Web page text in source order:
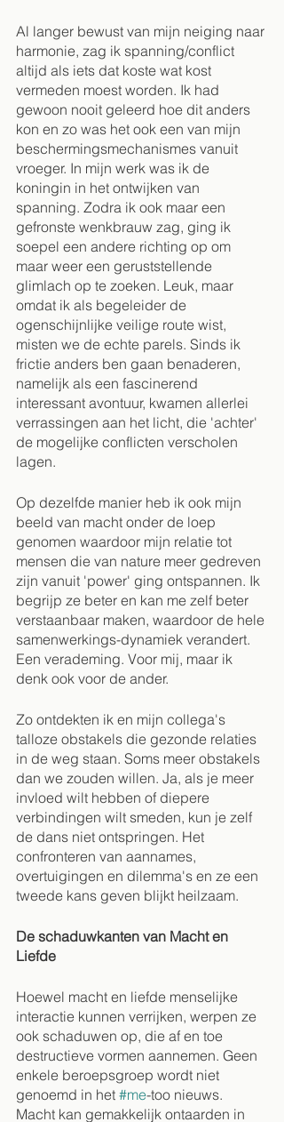
Al langer bewust van mijn neiging naar
harmonie, zag ik spanning/conflict
altijd als iets dat koste wat kost
vermeden moest worden. Ik had
gewoon nooit geleerd hoe dit anders
kon en zo was het ook een van mijn
beschermingsmechanismes vanuit
vroeger. In mijn werk was ik de
koningin in het ontwijken van
spanning. Zodra ik ook maar een
gefronste wenkbrauw zag, ging ik
soepel een andere richting op om
maar weer een geruststellende
glimlach op te zoeken. Leuk, maar
omdat ik als begeleider de
ogenschijnlijke veilige route wist,
misten we de echte parels. Sinds ik
frictie anders ben gaan benaderen,
namelijk als een fascinerend
interessant avontuur, kwamen allerlei
verrassingen aan het licht, die 'achter'
de mogelijke conflicten verscholen
lagen.
Op dezelfde manier heb ik ook mijn
beeld van macht onder de loep
genomen waardoor mijn relatie tot
mensen die van nature meer gedreven
zijn vanuit 'power' ging ontspannen. Ik
begrijp ze beter en kan me zelf beter
verstaanbaar maken, waardoor de hele
samenwerkings-dynamiek verandert.
Een verademing. Voor mij, maar ik
denk ook voor de ander.
Zo ontdekten ik en mijn collega's
talloze obstakels die gezonde relaties
in de weg staan. Soms meer obstakels
dan we zouden willen. Ja, als je meer
invloed wilt hebben of diepere
verbindingen wilt smeden, kun je zelf
de dans niet ontspringen. Het
confronteren van aannames,
overtuigingen en dilemma's en ze een
tweede kans geven blijkt heilzaam.
De schaduwkanten van Macht en
Liefde
Hoewel macht en liefde menselijke
interactie kunnen verrijken, werpen ze
ook schaduwen op, die af en toe
destructieve vormen aannemen. Geen
enkele beroepsgroep wordt niet
genoemd in het #me-too nieuws.
Macht kan gemakkelijk ontaarden in